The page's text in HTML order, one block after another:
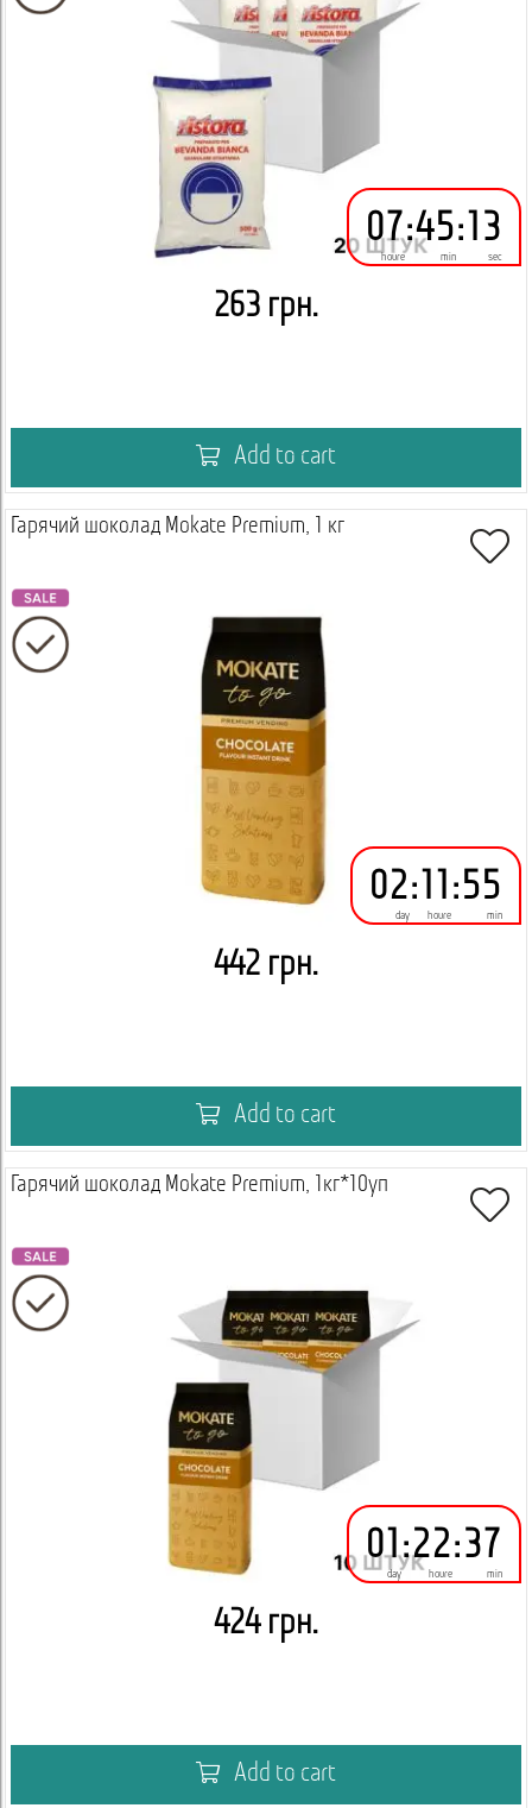
07
houre
:45
min
: 12
sec
263 грн.
Add to cart
Гарячий шоколад Mokate Premium, 1 кг
02
day
: 11
houre
:55
min
442 грн.
Add to cart
Гарячий шоколад Mokate Premium, 1кг*10уп
01
day
:22
houre
:37
min
424 грн.
Add to cart